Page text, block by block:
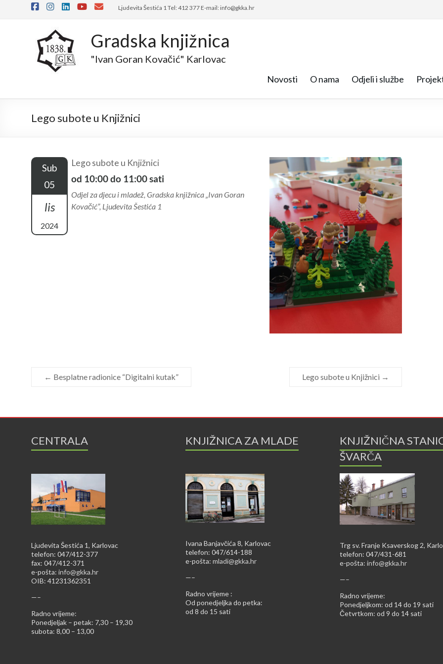
Ljudevita Šestića 1 Tel: 412 377 E-mail: info@gkka.hr
Gradska knjižnica
"Ivan Goran Kovačić" Karlovac
Novosti O nama Odjeli i službe
Lego subote u Knjižnici
Sub
05
lis
2024
Lego subote u Knjižnici
od 10:00 do 11:00 sati
Odjel za djecu i mladež, Gradska knjižnica „Ivan Goran
Kovačić”, Ljudevita Šestića 1
← Besplatne radionice “Digitalni kutak” Lego subote u Knjižnici →
CENTRALA
Ljudevita Šestića 1, Karlovac
telefon: 047/412-377
fax: 047/412-371
e-pošta: info@gkka.hr
OIB: 41231362351
—–
Radno vrijeme:
Ponedjeljak – petak: 7,30 – 19,30
subota: 8,00 – 13,00
KNJIŽNICA ZA MLADE
Ivana Banjavčića 8, Karlovac
telefon: 047/614-188
e-pošta: mladi@gkka.hr
—–
Radno vrijeme :
Od ponedjeljka do petka:
od 8 do 15 sati
KNJIŽNIČNA
ŠVARČA
Trg sv. Franje Ksaverskog 2,
telefon: 047/431-681
e-pošta: info@gkka.hr
—–
Radno vrijeme:
Ponedjeljkom: od 14 do 19 sati
Četvrtkom: od 9 do 14 sati